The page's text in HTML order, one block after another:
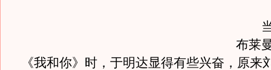
当
布莱
《我和你》时，于明达显得有些兴奋，原来